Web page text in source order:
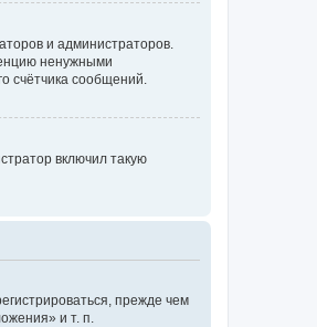
и администраторов.
ненужными
счётчика сообщений.
включил такую
прежде чем
и т. п.